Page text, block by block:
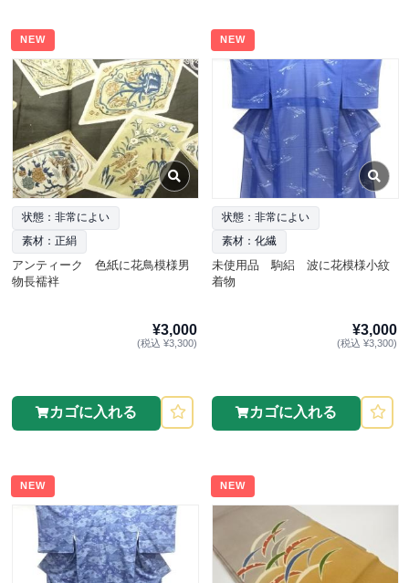
NEW
状態：非常によい
素材：正絹
アンティーク 色紙に花鳥模様男
物長襦袢
¥3,000
(税込 ¥3,300)
カゴに入れる
NEW
状態：非常によい
素材：化繊
未使用品 駒絽 波に花模様小紋
着物
¥3,000
(税込 ¥3,300)
カゴに入れる
NEW NEW